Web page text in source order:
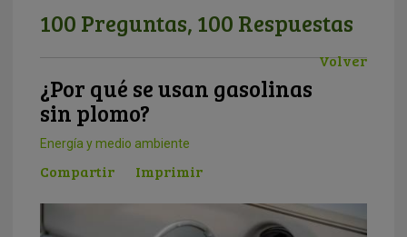
100 Preguntas, 100 Respuestas
Volver
¿Por qué se usan gasolinas
sin plomo?
Energía y medio ambiente
Compartir Imprimir